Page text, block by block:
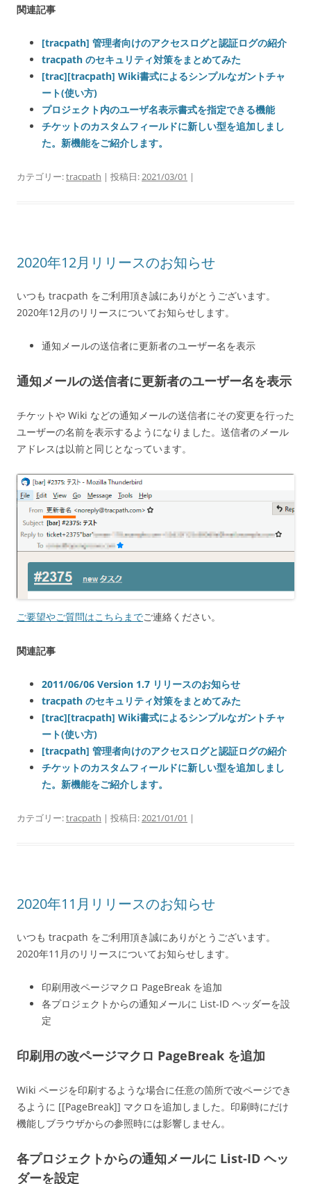
関連記事
[tracpath] 管理者向けのアクセスログと認証ログの紹介
tracpath のセキュリティ対策をまとめてみた
[trac][tracpath] Wiki書式によるシンプルなガントチャ
ート(使い方)
プロジェクト内のユーザ名表示書式を指定できる機能
チケットのカスタムフィールドに新しい型を追加しまし
た。新機能をご紹介します。
カテゴリー:tracpath | 投稿日:2021/03/01 |
2020年12月リリースのお知らせ
いつも tracpath をご利用頂き誠にありがとうございます。
2020年12月のリリースについてお知らせします。
通知メールの送信者に更新者のユーザー名を表示
通知メールの送信者に更新者のユーザー名を表示
チケットや Wiki などの通知メールの送信者にその変更を行った
ユーザーの名前を表示するようになりました。送信者のメール
アドレスは以前と同じとなっています。
ご要望やご質問はこちらまでご連絡ください。
関連記事
2011/06/06 Version 1.7 リリースのお知らせ
tracpath のセキュリティ対策をまとめてみた
[trac][tracpath] Wiki書式によるシンプルなガントチャ
ート(使い方)
[tracpath] 管理者向けのアクセスログと認証ログの紹介
チケットのカスタムフィールドに新しい型を追加しまし
た。新機能をご紹介します。
カテゴリー:tracpath | 投稿日:2021/01/01 |
2020年11月リリースのお知らせ
いつも tracpath をご利用頂き誠にありがとうございます。
2020年11月のリリースについてお知らせします。
印刷用改ページマクロ PageBreak を追加
各プロジェクトからの通知メールに List-ID ヘッダーを設
定
印刷用の改ページマクロ PageBreak を追加
Wiki ページを印刷するような場合に任意の箇所で改ページでき
るように [[PageBreak]] マクロを追加しました。印刷時にだけ
機能しブラウザからの参照時には影響しません。
各プロジェクトからの通知メールに List-ID ヘッ
ダーを設定